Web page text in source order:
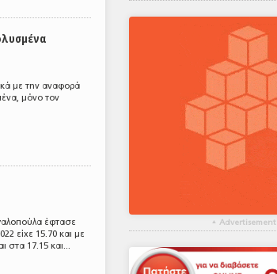
με την αναφορά
μόνο τον
έφτασε
είχε 15.70 και με
στα 17.15 και...
▴ Advertisement